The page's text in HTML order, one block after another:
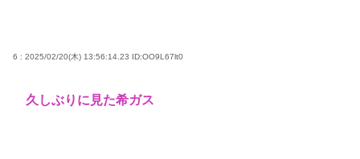
6 : 2025/02/20(木) 13:56:14.23 ID:OO9L67lt0
久しぶりに見た希ガス